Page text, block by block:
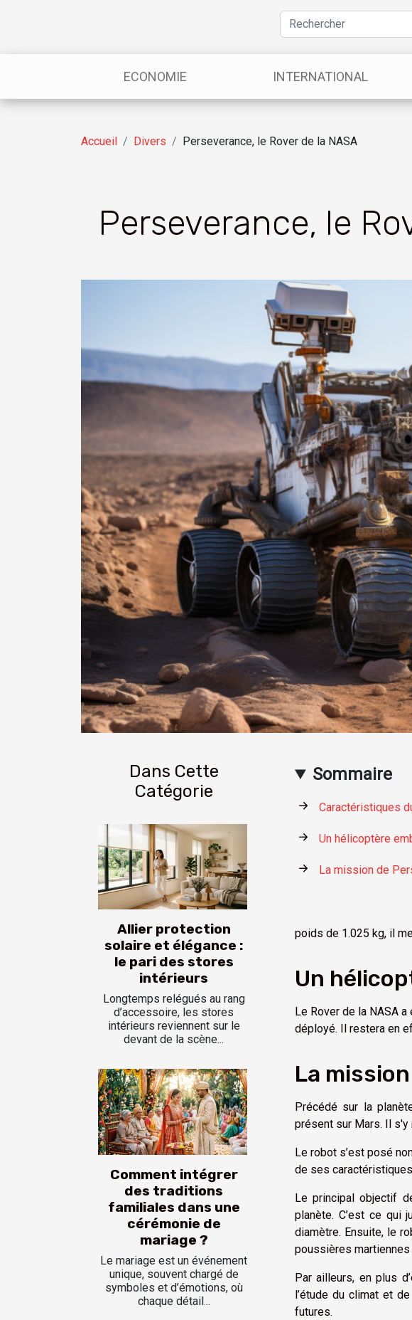
ECONOMIE INTERNATIONAL
Accueil Divers Perseverance, le Rover de la NASA
Perseverance, le
Dans Cette
Catégorie
Allier protection
solaire et élégance :
le pari des stores
intérieurs
Longtemps relégués au rang
d’accessoire, les stores
intérieurs reviennent sur le
devant de la scène...
Comment intégrer
des traditions
familiales dans une
cérémonie de
mariage ?
Le mariage est un événement
unique, souvent chargé de
symboles et d’émotions, où
chaque détail...
Sommaire
Caractéristiques
Un hélicoptère
La mission de
poids de 1.025 kg, il
Un
Le Rover de la NASA
déployé. Il restera en
La
Précédé sur la
présent sur Mars. Il
Le robot s’est posé
de ses
Le principal objectif
planète. C’est ce qui
diamètre. Ensuite, le
poussières martiennes
Par ailleurs, en plus
l’étude du climat et
futures.